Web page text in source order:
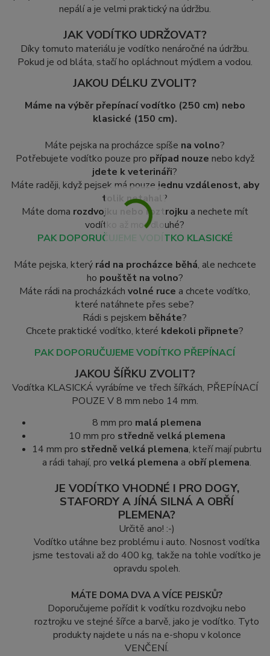
nepálí a je velmi praktický na údržbu.
JAK VODÍTKO UDRŽOVAT?
Díky tomuto materiálu je vodítko nenáročné na údržbu.
Pokud je od bláta, stačí ho opláchnout mýdlem a vodou.
JAKOU DÉLKU ZVOLIT?
Máme na výběr přepínací vodítko (250 cm) nebo
klasické (150 cm).
Máte pejska na procházce spíše na volno?
Potřebujete vodítko pouze pro případ nouze nebo když
jdete k veterináři?
Máte raději, když pejsek má pouze jednu vzdálenost, aby
tolik netahal
?
Máte doma rozdvojku nebo roztrojku a nechete mít
vodítko až moc dlouhé?
PAK DOPORUČUJEME VODÍTKO KLASICKÉ
Máte pejska, který rád na procházce běhá, ale nechcete
ho pouštět na volno?
Máte rádi na procházkách volné ruce a chcete vodítko,
které natáhnete přes sebe?
Rádi s pejskem běháte?
Chcete praktické vodítko, které kdekoli připnete?
PAK DOPORUČUJEME VODÍTKO PŘEPÍNACÍ
JAKOU ŠÍŘKU ZVOLIT?
Vodítka KLASICKÁ vyrábíme ve třech šířkách, PŘEPÍNACÍ
POUZE V 8 mm nebo 14 mm.
8 mm pro malá plemena
10 mm pro středně velká plemena
14 mm pro středně velká plemena, kteří mají pubrtu
a rádi tahají, provelká plemena a obří plemena.
JE VODÍTKO VHODNÉ I PRO DOGY,
STAFORDY A JÍNÁ SILNÁ A OBŘÍ
PLEMENA?
Určitě ano! :-)
Vodítko utáhne bez problému i auto. Nosnost vodítka
jsme testovali až do 400 kg, takže na tohle vodítko je
opravdu spoleh.
MÁTE DOMA DVA A VÍCE PEJSKŮ?
Doporučujeme pořídit k vodítku rozdvojku nebo
roztrojku ve stejné šířce a barvě, jako je vodítko. Tyto
produkty najdete u nás na e-shopu v kolonce
VENČENÍ.